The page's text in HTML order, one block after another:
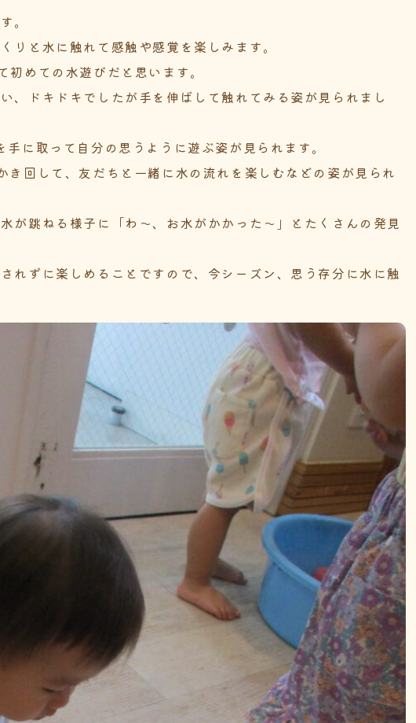
。
りと水に触れて感触や感覚を楽しみます。
めての水遊びだと思います。
、ドキドキでしたが手を伸ばして触れてみる姿が見られまし
に取って自分の思うように遊ぶ姿が見られます。
回して、友だちと一緒に水の流れを楽しむなどの姿が見られ
が跳ねる様子に「わ～、お水がかかった～」とたくさんの発見
れずに楽しめることですので、今シーズン、思う存分に水に触